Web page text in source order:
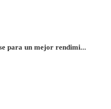
para un mejor rendimi...